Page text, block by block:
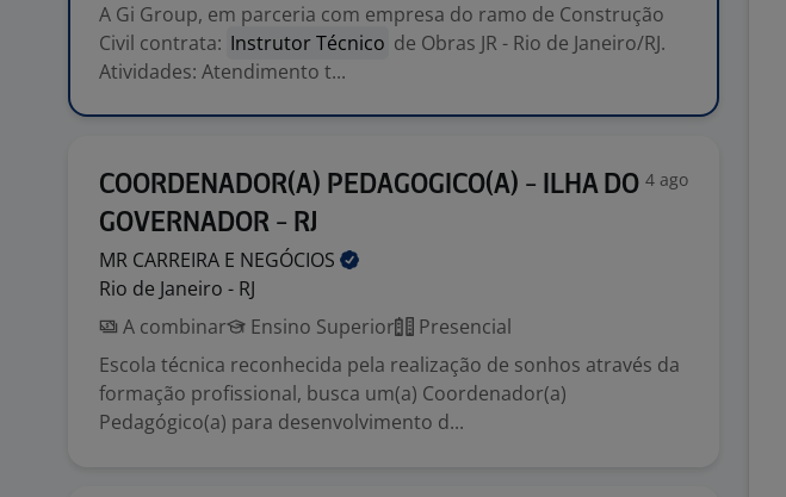
A Gi Group, em parceria com empresa do ramo de Construção
Civil contrata: Instrutor Técnico de Obras JR - Rio de Janeiro/RJ.
Atividades: Atendimento t...
COORDENADOR(A) PEDAGOGICO(A) - ILHA DO
GOVERNADOR - RJ
4 ago
MR CARREIRA E NEGÓCIOS
Rio de Janeiro - RJ
A combinar
Ensino Superior
Presencial
Escola técnica reconhecida pela realização de sonhos através da
formação profissional, busca um(a) Coordenador(a)
Pedagógico(a) para desenvolvimento d...